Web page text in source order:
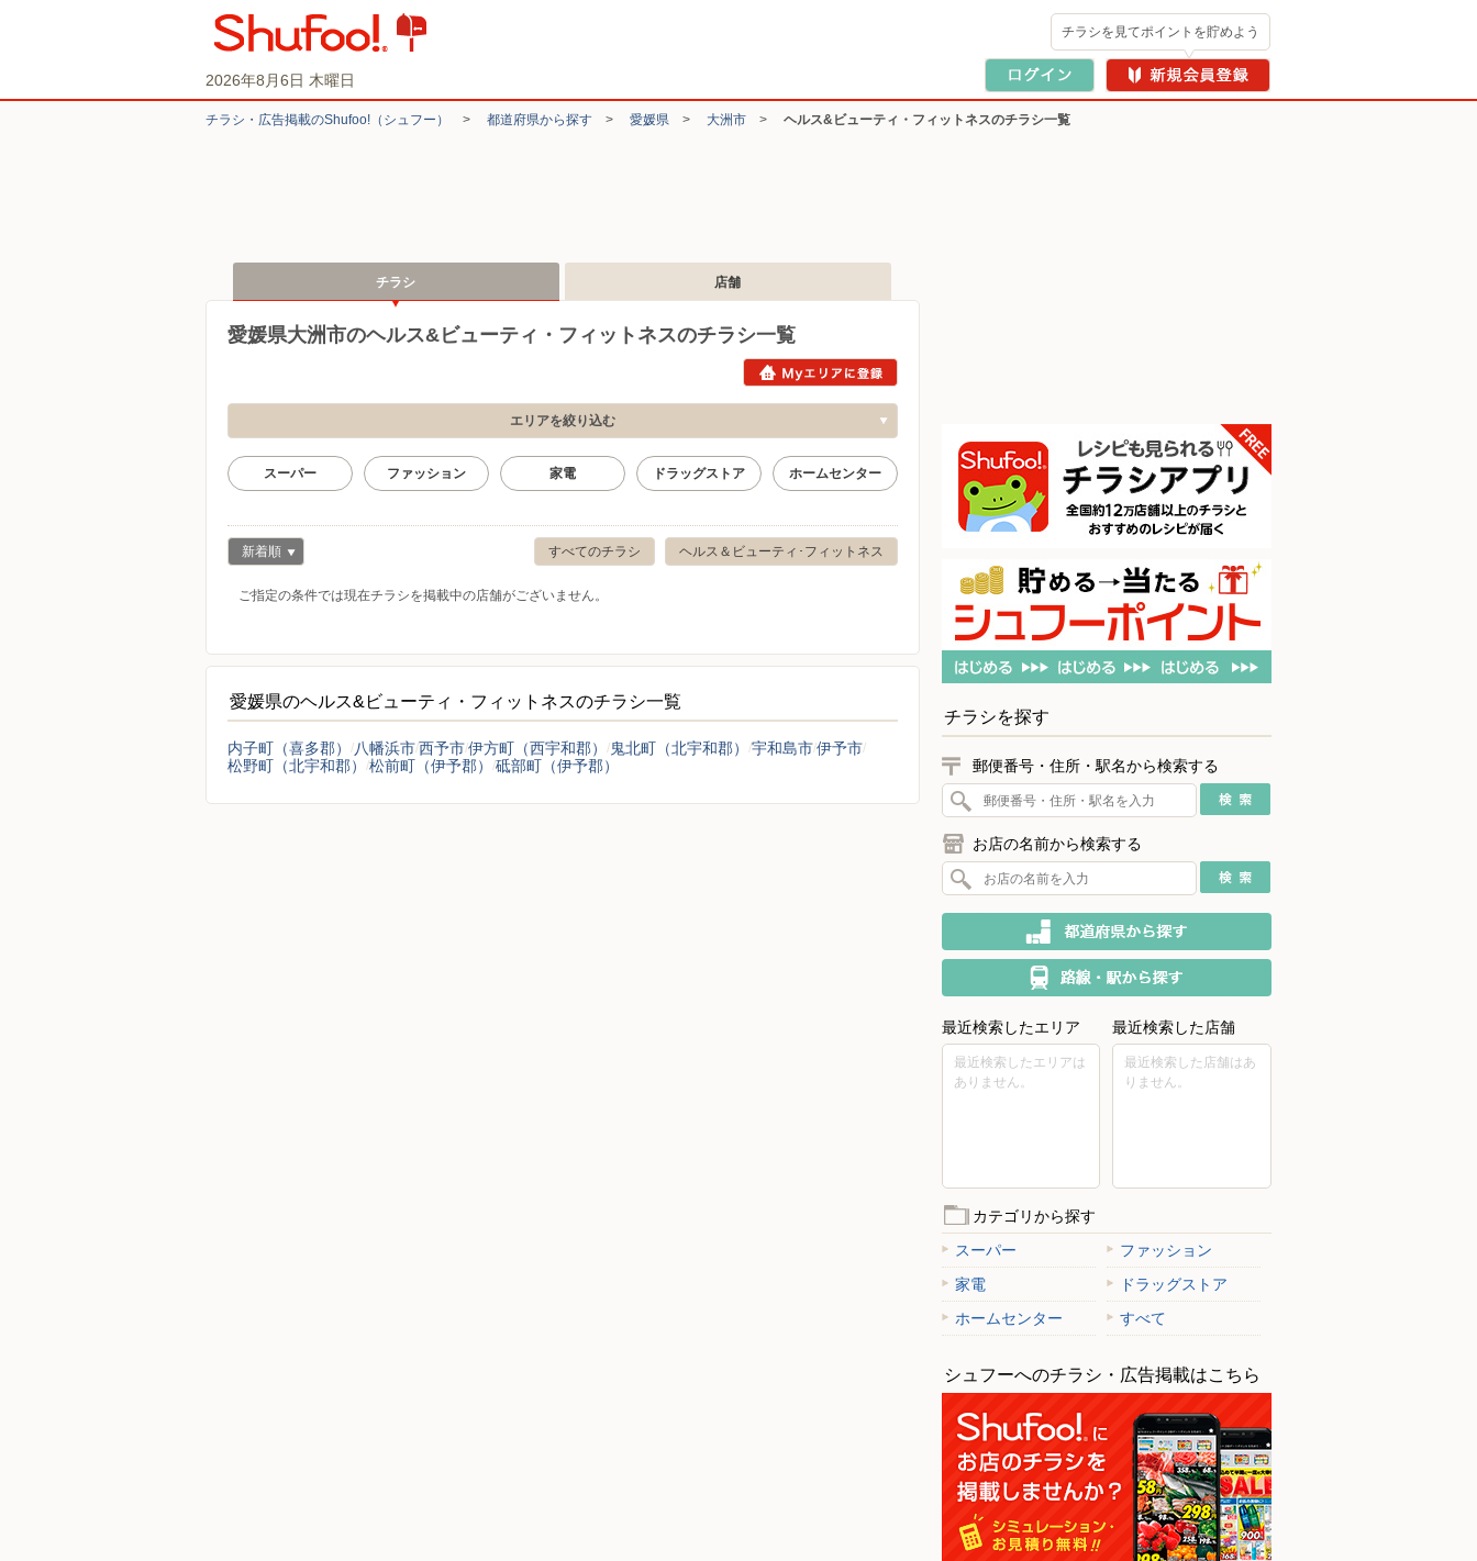
2026年8月6日 木曜日
チラシを見てポイントを貯めよう
チラシ・​広告掲載の​Shufoo!​（シュフー） > 都道府県から探す > 愛媛県 > 大洲市 > ヘルス&ビューティ・フィットネスのチラシ一覧
チラシ 店舗
愛媛県大洲市のヘルス&ビューティ・フィットネスのチラシ一覧
エリアを絞り込む
スーパー ファッション 家電 ドラッグストア ホームセンター
ヘルス＆ビューティ･フィットネス
すべてのチラシ
新着順
ご指定の条件では現在チラシを掲載中の店舗がございません。
愛媛県のヘルス&ビューティ・フィットネスのチラシ一覧
内子町（喜多郡） 八幡浜市西予市伊方町（西宇和郡） 鬼北町（北宇和郡） 宇和島市伊予市
松野町（北宇和郡）
松前町（伊予郡） 砥部町（伊予郡）
チラシを探す
郵便番号・住所・駅名から検索する
お店の名前から検索する
最近検索したエリア
最近検索したエリアは
ありません。
最近検索した店舗
最近検索した店舗はあ
りません。
カテゴリから探す
スーパー
ファッション
家電
ドラッグストア
ホームセンター
すべて
シュフーへのチラシ・広告掲載はこちら